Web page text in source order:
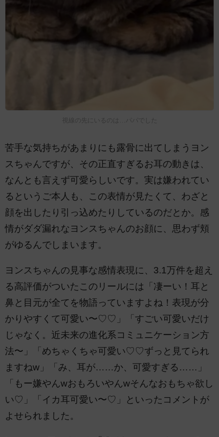
視線の先にいるのは…パパでした
苦手な気持ちがあまりにも露骨に出てしまうヨン
スちゃんですが、その正直すぎるお耳の動きは、
なんとも言えず可愛らしいです。実は嫌われてい
るというご本人も、この表情が見たくて、わざと
顔を出したり引っ込めたりしているのだとか。感
情がダダ漏れなヨンスちゃんのお顔に、思わず頬
がゆるんでしまいます。
ヨンスちゃんの見事な感情表現に、3.1万件を超え
る高評価がついたこのリールには「凄ーい！耳と
鼻と目元が全てを物語っていますよね！表現が分
かりやすくて可愛い〜♡♡」「すごい可愛いだけ
じゃなく。近未来の進化系コミュニケーション方
法〜」「めちゃくちゃ可愛い♡♡ずっと見てられ
ますねw」「み、耳が……か、可愛すぎる……」
「もー嫌やんwおもろいやんwそんなおもちゃ欲し
い♡」「イカ耳可愛い〜♡」といったコメントが
よせられました。